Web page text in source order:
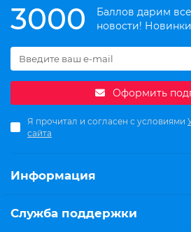
3000
Баллов дарим
новости!
Оформить
Я прочитал и согласен с условиями
сайта
Информация
Служба поддержки